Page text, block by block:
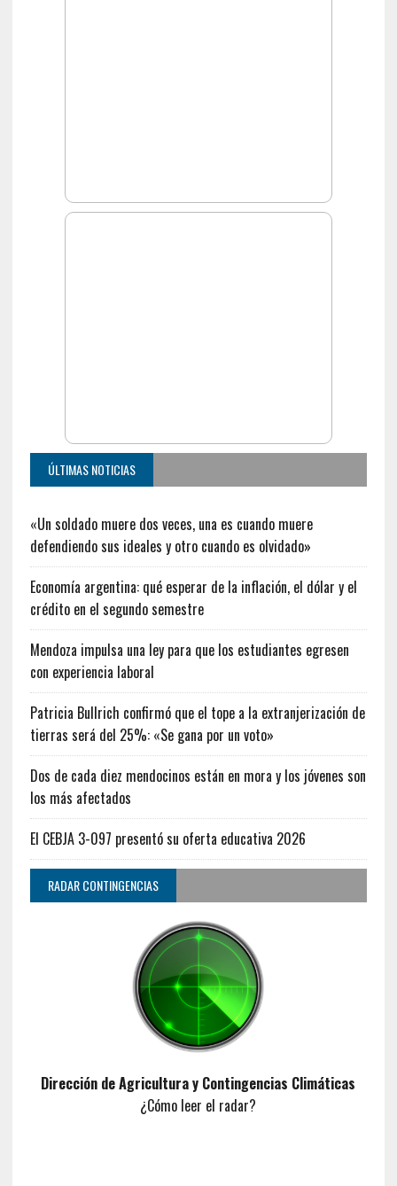
ÚLTIMAS NOTICIAS
«Un soldado muere dos veces, una es cuando muere
defendiendo sus ideales y otro cuando es olvidado»
Economía argentina: qué esperar de la inflación, el dólar y el
crédito en el segundo semestre
Mendoza impulsa una ley para que los estudiantes egresen
con experiencia laboral
Patricia Bullrich confirmó que el tope a la extranjerización de
tierras será del 25%: «Se gana por un voto»
Dos de cada diez mendocinos están en mora y los jóvenes son
los más afectados
El CEBJA 3-097 presentó su oferta educativa 2026
RADAR CONTINGENCIAS
Dirección de Agricultura y Contingencias Climáticas
¿Cómo leer el radar?